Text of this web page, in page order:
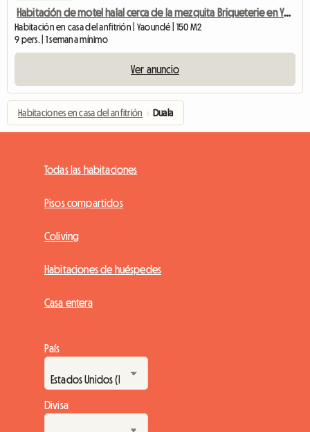
Habitación de motel halal cerca de la mezquita Briqueterie en Yaundé
Habitación en casa del anfitrión | Yaoundé | 150 M2
9 pers. | 1 semana mínimo
Ver anuncio
Habitaciones en casa del anfitrión › Duala
Todas las habitaciones
Pisos compartidos
Coliving
Habitaciones de huéspedes
Casa entera
País
Divisa